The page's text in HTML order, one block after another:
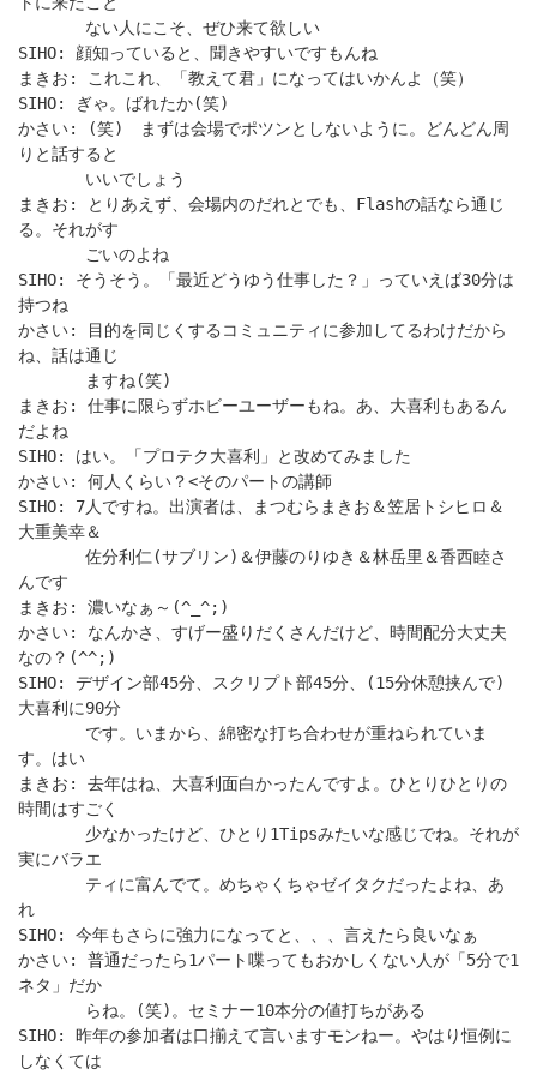
ない人にこそ、ぜひ来て欲しい
SIHO: 顔知っていると、聞きやすいですもんね
まきお: これこれ、「教えて君」になってはいかんよ（笑）
SIHO: ぎゃ。ばれたか(笑)
かさい: (笑) まずは会場でポツンとしないように。どんどん周
りと話すると
いいでしょう
まきお: とりあえず、会場内のだれとでも、Flashの話なら通じ
る。それがす
ごいのよね
SIHO: そうそう。「最近どうゆう仕事した？」っていえば30分は
持つね
かさい: 目的を同じくするコミュニティに参加してるわけだから
ね、話は通じ
ますね(笑)
まきお: 仕事に限らずホビーユーザーもね。あ、大喜利もあるん
だよね
SIHO: はい。「プロテク大喜利」と改めてみました
かさい: 何人くらい？<そのパートの講師
SIHO: 7人ですね。出演者は、まつむらまきお＆笠居トシヒロ＆
大重美幸＆
佐分利仁(サブリン)＆伊藤のりゆき＆林岳里＆香西睦さ
んです
まきお: 濃いなぁ～(^_^;)
かさい: なんかさ、すげー盛りだくさんだけど、時間配分大丈夫
なの？(^^;)
SIHO: デザイン部45分、スクリプト部45分、(15分休憩挟んで)
大喜利に90分
です。いまから、綿密な打ち合わせが重ねられていま
す。はい
まきお: 去年はね、大喜利面白かったんですよ。ひとりひとりの
時間はすごく
少なかったけど、ひとり1Tipsみたいな感じでね。それが
実にバラエ
ティに富んでて。めちゃくちゃゼイタクだったよね、あ
れ
SIHO: 今年もさらに強力になってと、、、言えたら良いなぁ
かさい: 普通だったら1パート喋ってもおかしくない人が「5分で1
ネタ」だか
らね。(笑)。セミナー10本分の値打ちがある
SIHO: 昨年の参加者は口揃えて言いますモンねー。やはり恒例に
しなくては